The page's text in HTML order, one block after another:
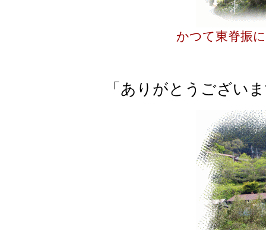
かつて東脊振
「ありがとうござい